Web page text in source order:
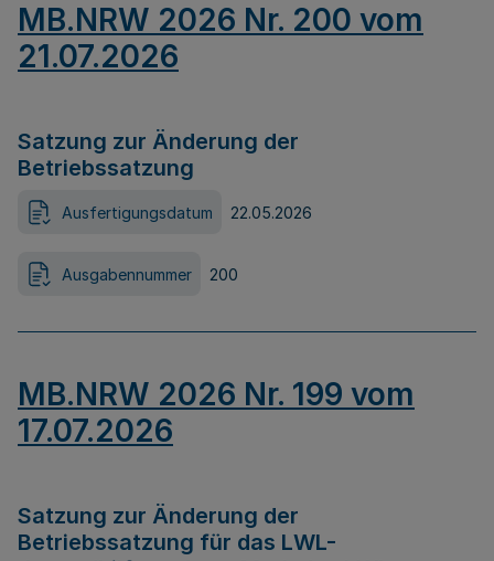
MB.NRW 2026 Nr. 200 vom
21.07.2026
Satzung zur Änderung der
Betriebssatzung
Ausfertigungsdatum 22.05.2026
Ausgabennummer 200
MB.NRW 2026 Nr. 199 vom
17.07.2026
Satzung zur Änderung der
Betriebssatzung für das LWL-